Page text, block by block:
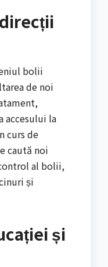
bolii
de noi
accesului la
curs de
caută noi
al bolii,
și
și